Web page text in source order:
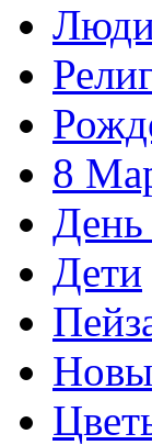
8
Дети